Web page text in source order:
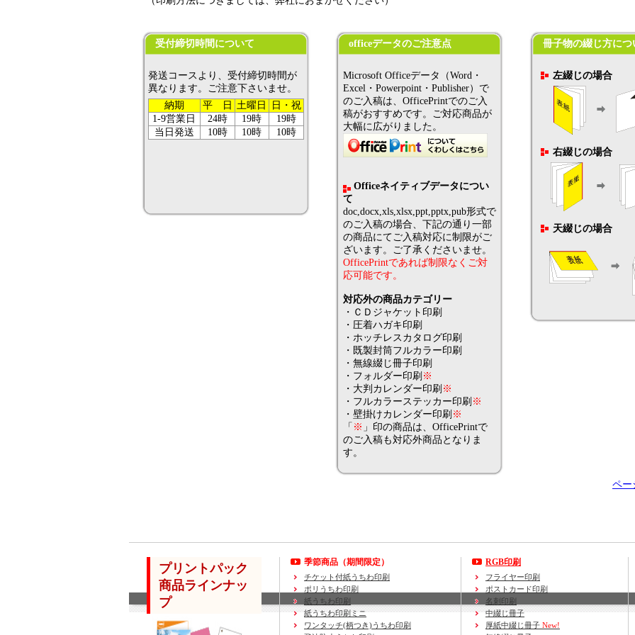
受付締切時間について
発送コースより、受付締切時間が
異なります。ご注意下さいませ。
納期
平 日 土曜日
日・祝
1-9営業日
24時 19時
19時
当日発送
10時 10時 10時
officeデータのご注意点
Microsoft Officeデータ（Word・
Excel・Powerpoint・Publisher）で
のご入稿は、OfficePrintでのご入
稿がおすすめです。ご対応商品が
大幅に広がりました。
Officeネイティブデータについ
て
doc,docx,xls,xlsx,ppt,pptx,pub形式で
のご入稿の場合、下記の通り一部
の商品にてご入稿対応に制限がご
ざいます。ご了承くださいませ。
OfficePrintであれば制限なくご対
応可能です。
対応外の商品カテゴリー
・ＣＤジャケット印刷
・圧着ハガキ印刷
・ホッチレスカタログ印刷
・既製封筒フルカラー印刷
・無線綴じ冊子印刷
・フォルダー印刷 ※
・大判カレンダー印刷 ※
・フルカラーステッカー印刷 ※
・壁掛けカレンダー印刷 ※
「 ※ 」印の商品は、OfficePrintで
のご入稿も対応外商品となりま
す。
冊子物の綴じ方につ
左綴じの場合
右綴じの場合
天綴じの場合
ペー
プリントパック
商品ラインナッ
プ
季節商品（期間限定）
チケット付紙うちわ印刷
ポリうちわ印刷
紙うちわ印刷
紙うちわ印刷ミニ
ワンタッチ(柄つき)うちわ印刷
RGB印刷
フライヤー印刷
ポストカード印刷
名刺印刷
中綴じ冊子
厚紙中綴じ冊子 New!